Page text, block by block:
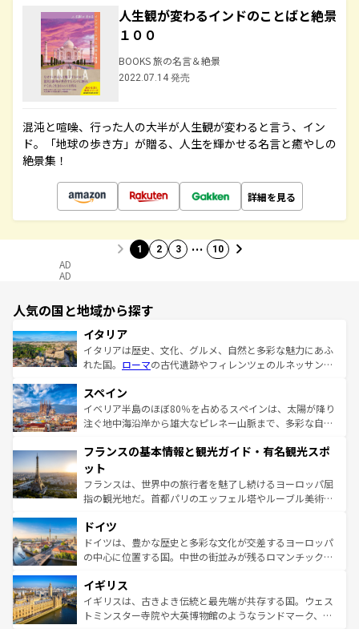
人生観が変わるインドのことばと絶景
１００
BOOKS 旅の名言＆絶景
2022.07.14 発売
混沌と喧噪、行った人の大半が人生観が変わると言う、イン
ド。「地球の歩き方」が贈る、人生を輝かせる名言と癒やしの
絶景集！
詳細を見る
1 2 3 … 10
AD
AD
人気の国と地域から探す
イタリア
イタリアは歴史、文化、グルメ、自然と多彩な魅力にあふ
れた国。 ローマの古代遺跡やフィレンツェのルネッサンス
ろん、トスカーナの美しい田園風景やアマルフィ海岸の絶
景など、自然景観も見逃せない。観光の合間には、本場の
ピザやパスタなど、絶品のイタリア料理を堪能することも
ませてくれるイタリアで、忘れられない旅をしてみよう！
なお、新着のイタリア情報は
しい。
スペイン
イベリア半島のほぼ80％を占めるスペインは、太陽が降り
注ぐ地中海沿岸から雄大なピレネー山脈まで、多彩な自然
文化が根付くこの国では、情熱的なフラメンコ、熱気あふ
れる闘牛、そして美味しいタパスが生活の一部となってい
る。首都マドリードの洗練された雰囲気や、バルセロナの
アートに溢れた街角から、地方では古代ローマ遺跡や中世
せる。地方によって風土や気候が異なるスペインはその個
性で訪れる人を魅了する。 なお、新着のスペイン情報は コ
ンテンツ一覧を参照してほしい。
フランスの基本情報と観光ガイド・有名観光スポ
ット
フランスは、世界中の旅行者を魅了し続けるヨーロッパ屈
指の観光地だ。首都パリのエッフェル塔やルーブル美術館
で、幅広い魅力が詰まっている。華麗な宮殿、歴史的な大
聖堂、美しいビーチ、そして豊かな自然が、訪れる者を心
から魅了する。また、フランスは美食の国としても知ら
いる。シャンパンの発祥地であるランス、プロヴァンスの
香り高いラベンダー畑など、多彩な楽しみ方が可能だ。さ
らに、パリ以外の地域にも魅力が溢れており、どの街角に
ドイツ
ドイツは、豊かな歴史と多彩な文化が交差するヨーロッパ
の中心に位置する国。中世の街並みが残るロマンチック街
顔を持つこの国は、どこを歩いても飽きることがない。ベ
ルリンの文化的活気、バイエルン州のアルプスの絶景、そ
してライン川沿いのワイン畑といった風景は必見。ビール
イギリス
イギリスは、古きよき伝統と最先端が共存する国。ウェス
トミンスター寺院や大英博物館のようなランドマーク、歴